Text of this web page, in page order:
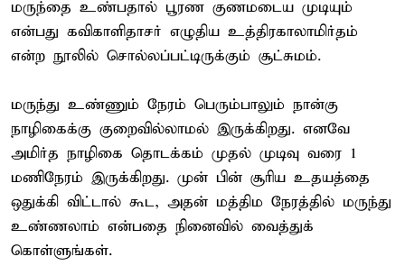
மருந்தை உண்பதால் பூரண குணமடைய முடியும்
என்பது கவிகாளிதாசர் எழுதிய உத்திரகாலாமிர்தம்
என்ற நூலில் சொல்லப்பட்டிருக்கும் சூட்சுமம்.
மருந்து உண்ணும் நேரம் பெரும்பாலும் நான்கு
நாழிகைக்கு குறைவில்லாமல் இருக்கிறது. எனவே
அமிர்த நாழிகை தொடக்கம் முதல் முடிவு வரை 1
மணிநேரம் இருக்கிறது. முன் பின் சூரிய உதயத்தை
ஒதுக்கி விட்டால் கூட, அதன் மத்திம நேரத்தில் மருந்து
உண்ணலாம் என்பதை நினைவில் வைத்துக்
கொள்ளுங்கள்.